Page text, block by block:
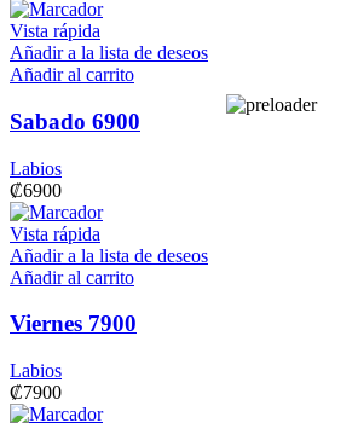
Vista rápida
Añadir a la lista de deseos
Añadir al carrito
Sabado 6900
Labios
₡6900
Vista rápida
Añadir a la lista de deseos
Añadir al carrito
Viernes 7900
Labios
₡7900